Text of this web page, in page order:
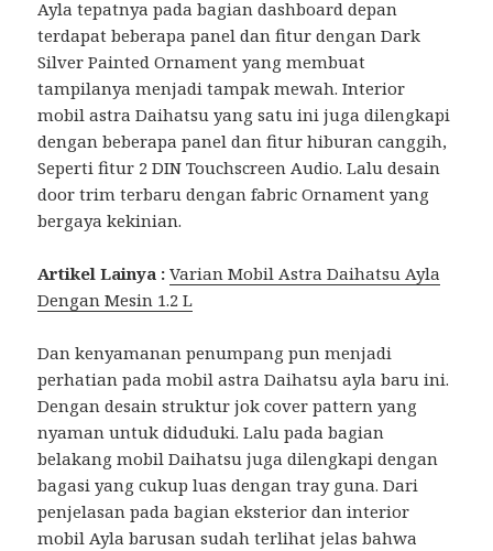
Ayla tepatnya pada bagian dashboard depan
terdapat beberapa panel dan fitur dengan Dark
Silver Painted Ornament yang membuat
tampilanya menjadi tampak mewah. Interior
mobil astra Daihatsu yang satu ini juga dilengkapi
dengan beberapa panel dan fitur hiburan canggih,
Seperti fitur 2 DIN Touchscreen Audio. Lalu desain
door trim terbaru dengan fabric Ornament yang
bergaya kekinian.
Artikel Lainya : Varian Mobil Astra Daihatsu Ayla
Dengan Mesin 1.2 L
Dan kenyamanan penumpang pun menjadi
perhatian pada mobil astra Daihatsu ayla baru ini.
Dengan desain struktur jok cover pattern yang
nyaman untuk diduduki. Lalu pada bagian
belakang mobil Daihatsu juga dilengkapi dengan
bagasi yang cukup luas dengan tray guna. Dari
penjelasan pada bagian eksterior dan interior
mobil Ayla barusan sudah terlihat jelas bahwa